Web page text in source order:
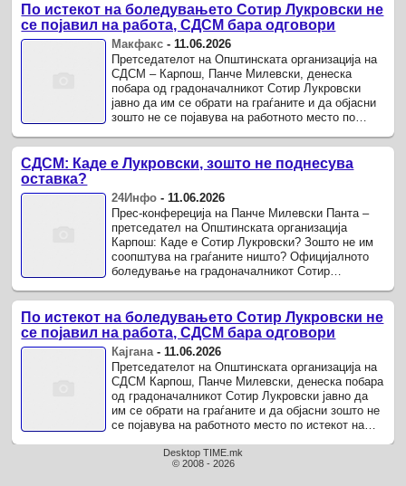
По истекот на боледувањето Сотир Лукровски не
се појавил на работа, СДСМ бара одговори
Макфакс - 11.06.2026
Претседателот на Општинската организација на
СДСМ – Карпош, Панче Милевски, денеска
побара од градоначалникот Сотир Лукровски
јавно да им се обрати на граѓаните и да објасни
зошто не се појавува на работното место по
СДСМ: Каде е Лукровски, зошто не поднесува
оставка?
24Инфо -11.06.2026
Прес-конфереција на Панче Милевски Панта –
претседател на Општинската организација
Карпош: Каде е Сотир Лукровски? Зошто не им
соопштува на граѓаните ништо? Официјалното
боледување на градоначалникот Сотир
По истекот на боледувањето Сотир Лукровски не
се појавил на работа, СДСМ бара одговори
Кајгана-11.06.2026
Претседателот на Општинската организација на
СДСМ Карпош, Панче Милевски, денеска побара
од градоначалникот Сотир Лукровски јавно да
им се обрати на граѓаните и да објасни зошто не
се појавува на работното место по истекот на
Desktop TIME.mk
© 2008 - 2026